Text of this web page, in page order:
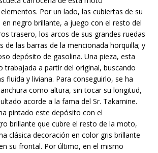
Por un lado, las cubiertas de su
negro brillante, a juego con el resto del
trasero, los arcos de sus grandes ruedas
de las barras de la mencionada horquilla; y
depósito de gasolina. Una pieza, esta
trabajada a partir del original, buscando
fluida y liviana. Para conseguirlo, se ha
como altura, sin tocar su longitud,
acorde a la fama del Sr. Takamine.
pintado este depósito con el
brillante que cubre el resto de la moto,
clásica decoración en color gris brillante
su frontal. Por último, en el mismo